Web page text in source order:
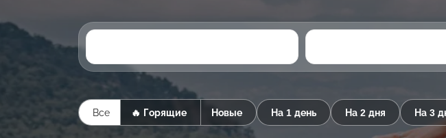
Все 🔥 Горящие Новые На 1 день На 2 дня На 3